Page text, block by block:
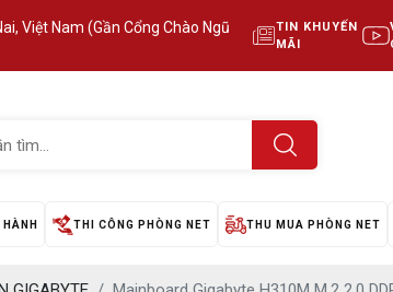
Việt Nam (Gần Cổng Chào Ngũ
TIN KHUYẾN
MÃI
THI CÔNG PHÒNG NET THU MUA PHÒNG NET